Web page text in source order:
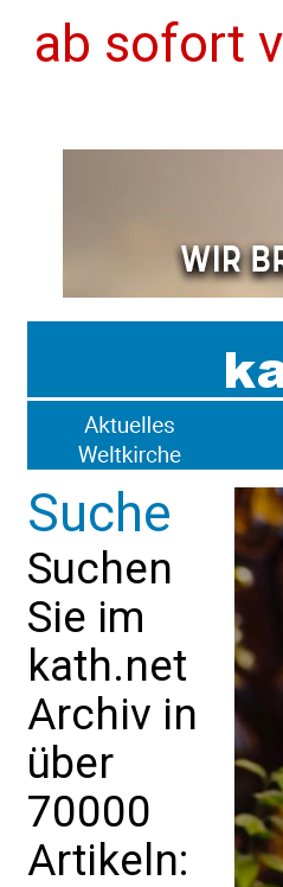
ab sofort
Suche
Suchen
Sie im
kath.net
Archiv in
über
70000
Artikeln: